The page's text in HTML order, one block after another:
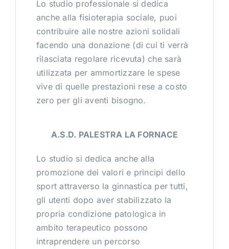
Lo studio professionale si dedica
anche alla fisioterapia sociale, puoi
contribuire alle nostre azioni solidali
facendo una donazione (di cui ti verrà
rilasciata regolare ricevuta) che sarà
utilizzata per ammortizzare le spese
vive di quelle prestazioni rese a costo
zero per gli aventi bisogno.
A.S.D. PALESTRA LA FORNACE
Lo studio si dedica anche alla
promozione dei valori e principi dello
sport attraverso la ginnastica per tutti,
gli utenti dopo aver stabilizzato la
propria condizione patologica in
ambito terapeutico possono
intraprendere un percorso